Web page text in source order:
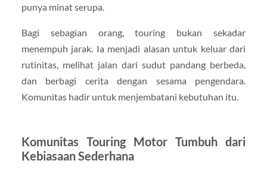
punya minat serupa.
Bagi sebagian orang, touring bukan sekadar
menempuh jarak. Ia menjadi alasan untuk keluar dari
rutinitas, melihat jalan dari sudut pandang berbeda,
dan berbagi cerita dengan sesama pengendara.
Komunitas hadir untuk menjembatani kebutuhan itu.
Komunitas Touring Motor Tumbuh dari
Kebiasaan Sederhana